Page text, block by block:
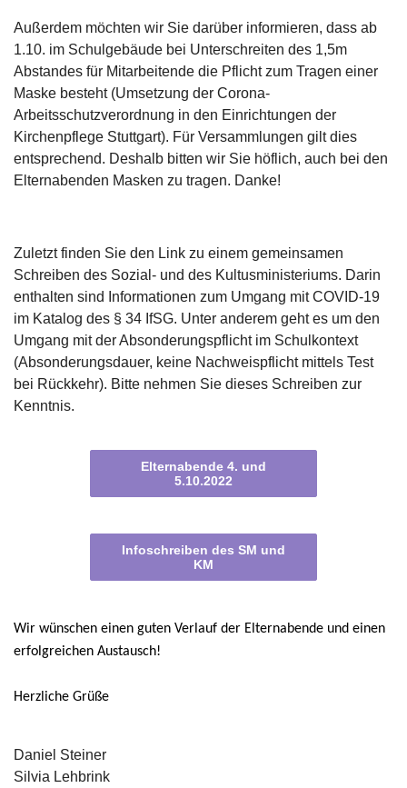
Außerdem möchten wir Sie darüber informieren, dass ab
1.10. im Schulgebäude bei Unterschreiten des 1,5m
Abstandes für Mitarbeitende die Pflicht zum Tragen einer
Maske besteht (Umsetzung der Corona-
Arbeitsschutzverordnung in den Einrichtungen der
Kirchenpflege Stuttgart). Für Versammlungen gilt dies
entsprechend. Deshalb bitten wir Sie höflich, auch bei den
Elternabenden Masken zu tragen. Danke!
Zuletzt finden Sie den Link zu einem gemeinsamen
Schreiben des Sozial- und des Kultusministeriums. Darin
enthalten sind Informationen zum Umgang mit COVID-19
im Katalog des § 34 IfSG. Unter anderem geht es um den
Umgang mit der Absonderungspflicht im Schulkontext
(Absonderungsdauer, keine Nachweispflicht mittels Test
bei Rückkehr). Bitte nehmen Sie dieses Schreiben zur
Kenntnis.
Elternabende 4. und
5.10.2022
Infoschreiben des SM und
KM
Wir wünschen einen guten Verlauf der Elternabende und einen
erfolgreichen Austausch!
Herzliche Grüße
Daniel Steiner
Silvia Lehbrink